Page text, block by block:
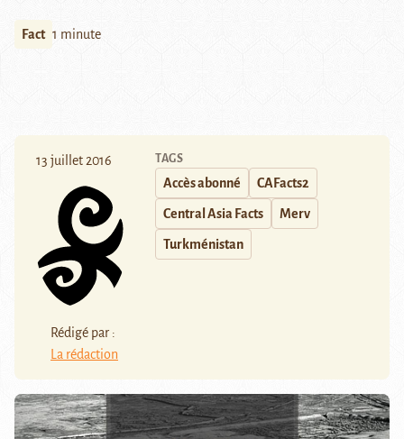
Fact 1 minute
13 juillet 2016
Rédigé par :
La rédaction
TAGS
Accès abonné CAFacts2
Central Asia Facts Merv
Turkménistan